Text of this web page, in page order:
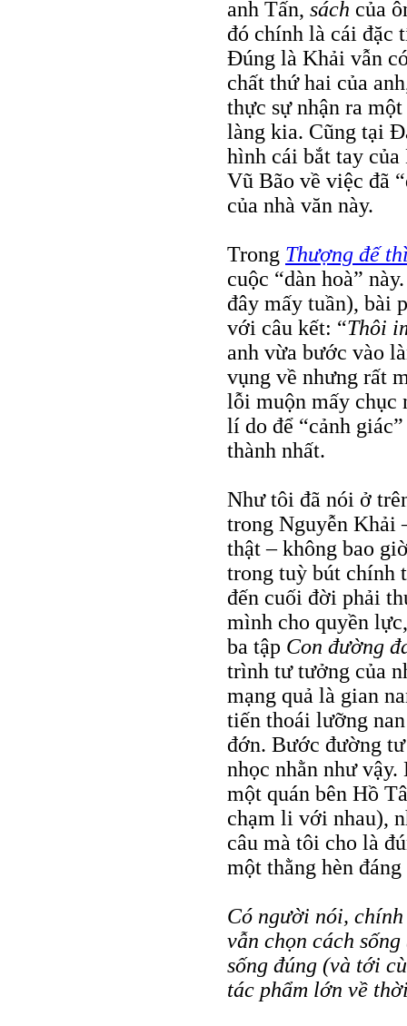
anh Tấn, sách của
đó chính là cái đặc
Đúng là Khải vẫn
chất thứ hai của
thực sự nhận ra
làng kia. Cũng tại
hình cái bắt tay
Vũ Bão về việc đã
của nhà văn này.
Trong Thượng đế
cuộc “dàn hoà”
đây mấy tuần), bài
với câu kết: “Thôi
anh vừa bước vào
vụng về nhưng rất
lỗi muộn mấy chục
lí do để “cảnh
thành nhất.
Như tôi đã nói ở
trong Nguyễn Khải
thật – không bao
trong tuỳ bút chính
đến cuối đời phải
mình cho quyền
ba tập Con đường
trình tư tưởng của
mạng quả là gian
tiến thoái lưỡng
đớn. Bước đường
nhọc nhằn như
một quán bên Hồ
chạm li với nhau),
câu mà tôi cho là
một thằng hèn
Có người nói,
vẫn chọn cách
sống đúng (và tới
tác phẩm lớn về